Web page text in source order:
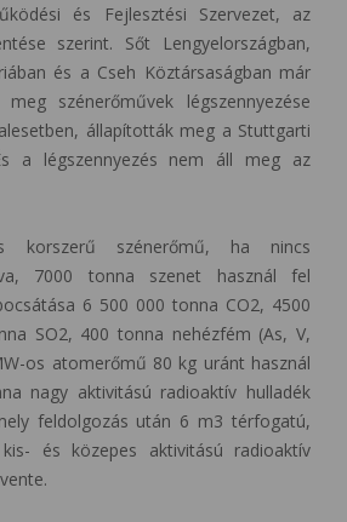
és Fejlesztési Szervezet, az
szerint. Sőt Lengyelországban,
és a Cseh Köztársaságban már
szénerőművek légszennyezése
állapították meg a Stuttgarti
a légszennyezés nem áll meg az
korszerű szénerőmű, ha nincs
7000 tonna szenet használ fel
6 500 000 tonna CO2, 4500
SO2, 400 tonna nehézfém (As, V,
os atomerőmű 80 kg uránt használ
nagy aktivitású radioaktív hulladék
feldolgozás után 6 m3 térfogatú,
és közepes aktivitású radioaktív